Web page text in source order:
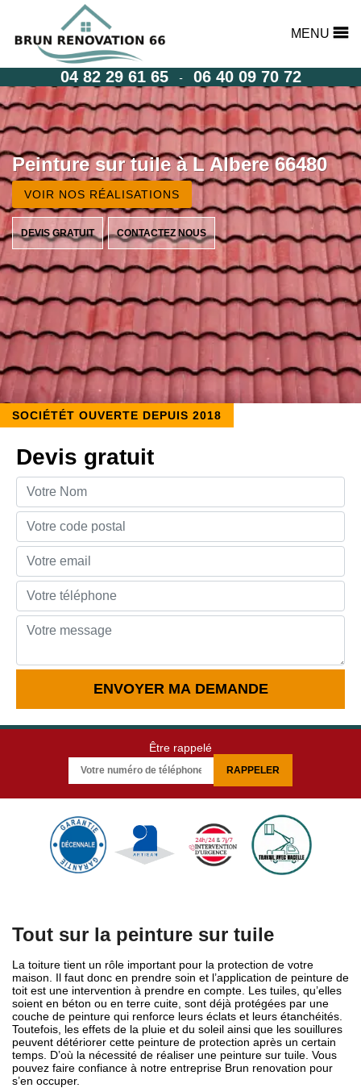
MENU
04 82 29 61 65 - 06 40 09 70 72
Peinture sur tuile à L Albere 66480
VOIR NOS RÉALISATIONS
DEVIS GRATUIT CONTACTEZ NOUS
SOCIÉTÉT OUVERTE DEPUIS 2018
Devis gratuit
Être rappelé
Tout sur la peinture sur tuile
La toiture tient un rôle important pour la protection de votre
maison. Il faut donc en prendre soin et l’application de peinture de
toit est une intervention à prendre en compte. Les tuiles, qu’elles
soient en béton ou en terre cuite, sont déjà protégées par une
couche de peinture qui renforce leurs éclats et leurs étanchéités.
Toutefois, les effets de la pluie et du soleil ainsi que les souillures
peuvent détériorer cette peinture de protection après un certain
temps. D’où la nécessité de réaliser une peinture sur tuile. Vous
pouvez faire confiance à notre entreprise Brun renovation pour
s’en occuper.